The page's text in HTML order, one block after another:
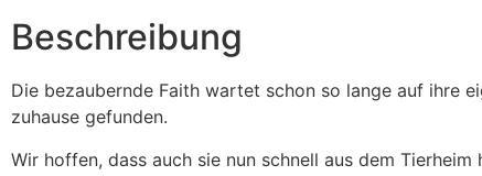
Beschreibung
Die bezaubernde Faith wartet schon so lange auf ihre
zuhause gefunden.
Wir hoffen, dass auch sie nun schnell aus dem